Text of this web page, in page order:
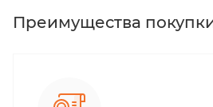
Преимущества